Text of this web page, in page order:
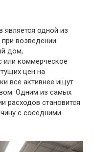
является одной из
возведении
дом,
или коммерческое
цен на
все активнее ищут
Одним из самых
расходов становится
с соседними